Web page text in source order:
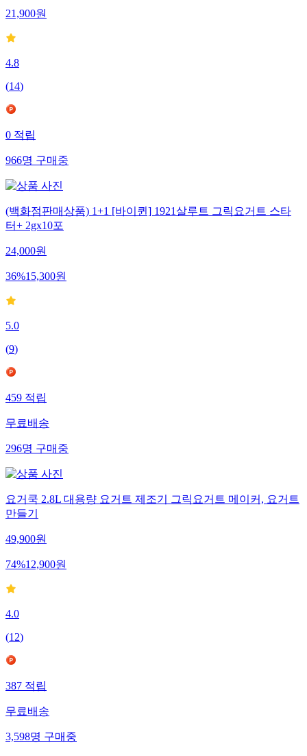
21,900원
4.8
(14)
0적립
966명구매중
(백화점판매상품) 1+1 [바이퀸] 1921살루트 그릭요거트 스타
터+ 2gx10포
24,000원
36%15,300원
5.0
(9)
459적립
무료배송
296명구매중
요거쿡 2.8L 대용량 요거트 제조기 그릭요거트 메이커, 요거트
만들기
49,900원
74%12,900원
4.0
(12)
387적립
무료배송
3,598명구매중